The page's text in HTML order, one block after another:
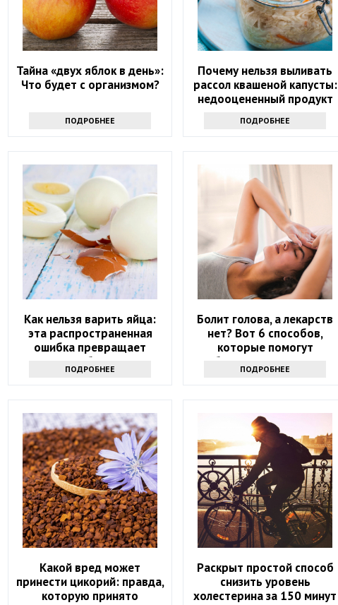
Тайна «двух яблок в день»:
Что будет с организмом?
ПОДРОБНЕЕ
Почему нельзя выливать
рассол квашеной капусты:
недооцененный продукт
ПОДРОБНЕЕ
Как нельзя варить яйца:
эта распространенная
ошибка превращает
полезное блюдо в яд
ПОДРОБНЕЕ
Болит голова, а лекарств
нет? Вот 6 способов,
которые помогут
избавиться от напасти
ПОДРОБНЕЕ
Какой вред может
принести цикорий: правда,
которую принято
Раскрыт простой способ
снизить уровень
холестерина за 150 минут